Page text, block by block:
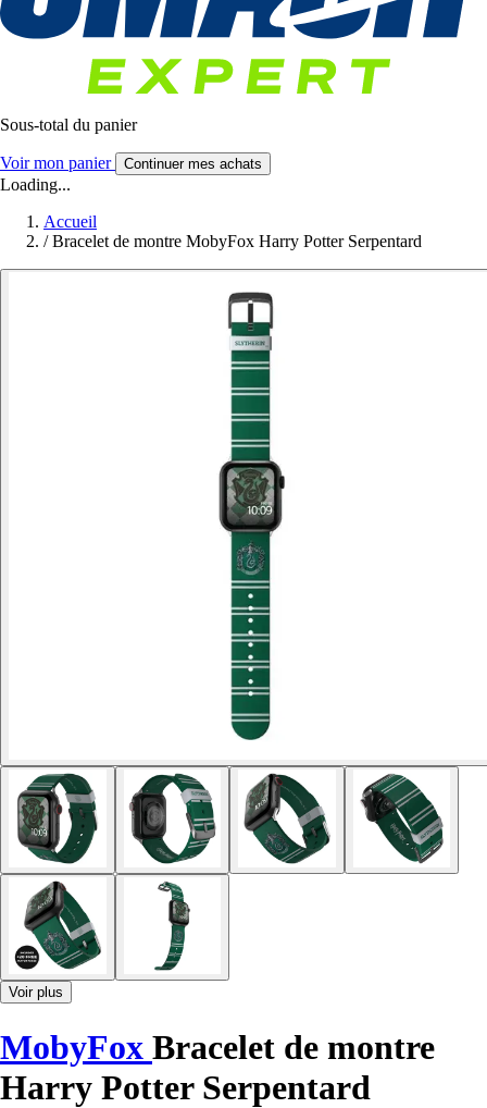
Sous-total du panier
Voir mon panier Continuer mes achats
Loading...
Accueil
/ Bracelet de montre MobyFox Harry Potter Serpentard
Voir plus
MobyFox Bracelet de montre
Harry Potter Serpentard